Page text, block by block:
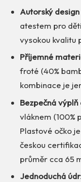
Autorský
atestem pro
vysokou kvalitu
Příjemné
froté (40%
kombinace je
Bezpečná
vláknem (100%
Plastové očko
českou
průměr cca 65
Jednoduchá